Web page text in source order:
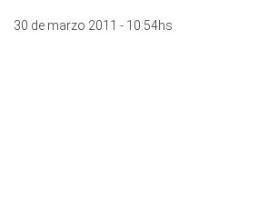
30 de marzo 2011 - 10:54hs